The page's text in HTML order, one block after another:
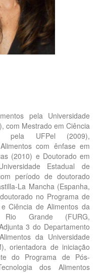
pela Universidade
com Mestrado em Ciência
pela UFPel (2009),
com ênfase em
(2010) e Doutorado em
Estadual de
período de doutorado
La Mancha (Espanha,
no Programa de
Ciência de Alimentos da
Grande (FURG,
3 do Departamento
da Universidade
orientadora de iniciação
do Programa de Pós-
dos Alimentos